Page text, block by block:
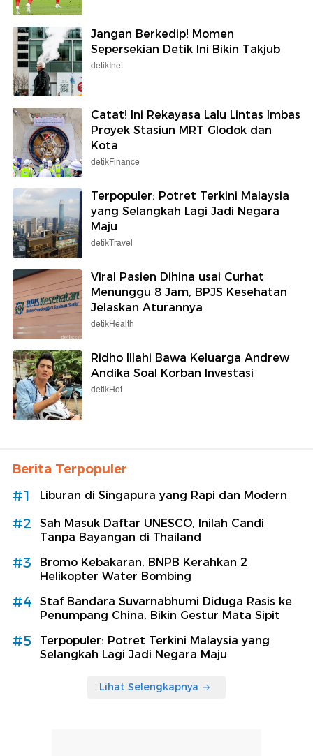
Jangan Berkedip! Momen
Sepersekian Detik Ini Bikin Takjub
detikInet
Catat! Ini Rekayasa Lalu Lintas Imbas
Proyek Stasiun MRT Glodok dan
Kota
detikFinance
Terpopuler: Potret Terkini Malaysia
yang Selangkah Lagi Jadi Negara
Maju
detikTravel
Viral Pasien Dihina usai Curhat
Menunggu 8 Jam, BPJS Kesehatan
Jelaskan Aturannya
detikHealth
Ridho Illahi Bawa Keluarga Andrew
Andika Soal Korban Investasi
detikHot
Berita Terpopuler
#1 Liburan di Singapura yang Rapi dan Modern
#2
Sah Masuk Daftar UNESCO, Inilah Candi
Tanpa Bayangan di Thailand
#3
Bromo Kebakaran, BNPB Kerahkan 2
Helikopter Water Bombing
#4
Staf Bandara Suvarnabhumi Diduga Rasis ke
Penumpang China, Bikin Gestur Mata Sipit
#5
Terpopuler: Potret Terkini Malaysia yang
Selangkah Lagi Jadi Negara Maju
Lihat Selengkapnya